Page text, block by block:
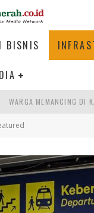
BISNIS
WARGA MEMANCING DI
SUMATERA SEBAGAI
PENUMPANG